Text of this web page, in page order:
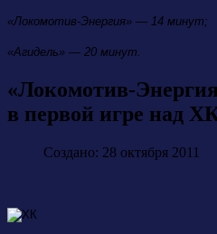
«Локомотив-Энергия» — 14 минут;
«Агидель» — 20 минут.
«Локомотив-
в первой игре над
Создано: 28 октября 2011